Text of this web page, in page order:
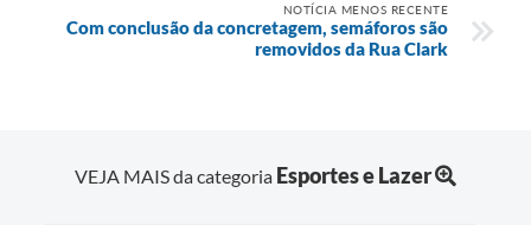
NOTÍCIA MENOS RECENTE
Com conclusão da concretagem, semáforos são
removidos da Rua Clark
VEJA MAIS da categoria Esportes e Lazer